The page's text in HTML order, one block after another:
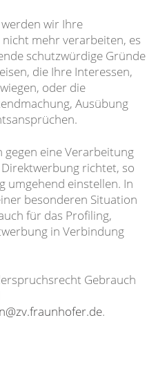
wir Ihre
mehr verarbeiten, es
schutzwürdige Gründe
die Ihre Interessen,
oder die
Ausübung
eine Verarbeitung
richtet, so
umgehend einstellen. In
besonderen Situation
für das Profiling,
in Verbindung
Gebrauch
.